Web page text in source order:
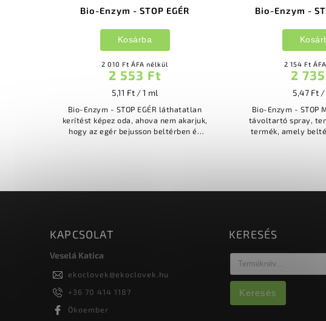
Bio-Enzym - STOP EGÉR
2 010 Ft ÁFA nélkül
2 553 Ft
5,11 Ft / 1 ml
Kosárba
Bio-Enzym - STOP EGÉR láthatatlan
kerítést képez oda, ahova nem akarjuk,
hogy az egér bejusson beltérben és
Bio-Enzym -
2 154 Ft
2
5,47 Ft /
Bio-Enzym - STOP
távoltartó spray,
termék, amely
KAPCSOLAT
Veselá Katica
ekoclovek@ekoclovek.hu
+36 70 414 1187
Ökoember
KERESÉS
Keresés